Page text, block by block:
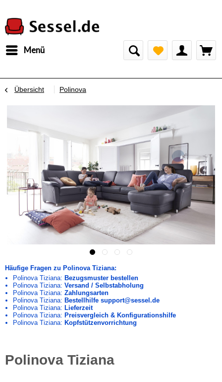
Menü
Übersicht Polinova
Häufige Fragen zu Polinova Tiziana:
Polinova Tiziana: Bezugsmuster bestellen
Polinova Tiziana: Versand / Selbstabholung
Polinova Tiziana: Zahlungsarten
Polinova Tiziana: Bestellhilfe support@sessel.de
Polinova Tiziana: Lieferzeit
Polinova Tiziana: Preisvergleich & Konfigurationshilfe
Polinova Tiziana: Kopfstützenvorrichtung
Polinova Tiziana